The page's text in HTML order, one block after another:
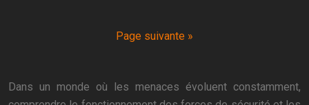
Page suivante »
Dans un monde où les menaces évoluent constamment,